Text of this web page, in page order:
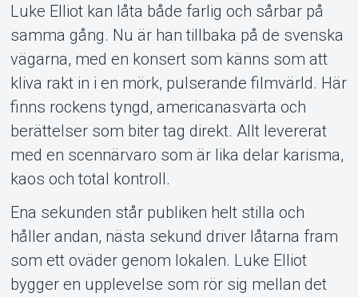
Luke Elliot kan låta både farlig och sårbar på
samma gång. Nu är han tillbaka på de svenska
vägarna, med en konsert som känns som att
kliva rakt in i en mörk, pulserande film­värld. Här
finns rockens tyngd, americana­svärta och
berättelser som biter tag direkt. Allt levererat
med en scen­närvaro som är lika delar karisma,
kaos och total kontroll.
Ena sekunden står publiken helt stilla och
håller andan, nästa sekund driver låtarna fram
som ett oväder genom lokalen. Luke Elliot
bygger en upplevelse som rör sig mellan det